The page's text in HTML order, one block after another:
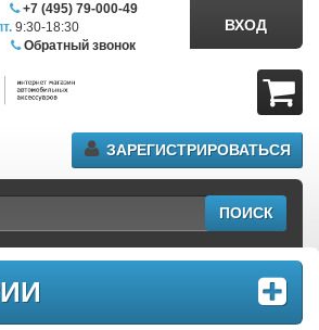
+7 (495) 79-000-49
9:30-18:30
Обратный звонок
ПОИСК
ВХОД
ЗАРЕГИСТРИРОВАТЬСЯ